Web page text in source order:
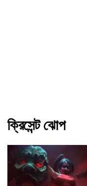
ক্রিসেন্ট ঝোপ